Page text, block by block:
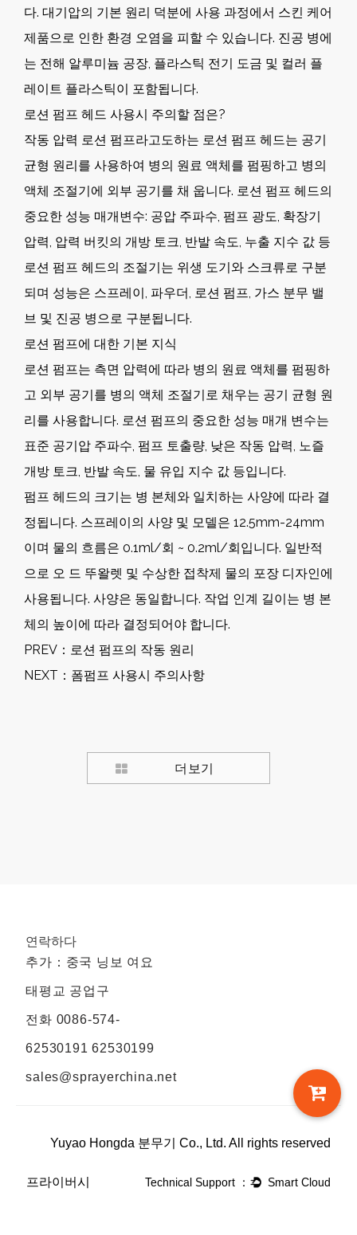
다. 대기압의 기본 원리 덕분에 사용 과정에서 스킨 케어
제품으로 인한 환경 오염을 피할 수 있습니다. 진공 병에
는 전해 알루미늄 공장, 플라스틱 전기 도금 및 컬러 플
레이트 플라스틱이 포함됩니다.
로션 펌프 헤드 사용시 주의할 점은?
작동 압력 로션 펌프라고도하는 로션 펌프 헤드는 공기
균형 원리를 사용하여 병의 원료 액체를 펌핑하고 병의
액체 조절기에 외부 공기를 채 웁니다. 로션 펌프 헤드의
중요한 성능 매개변수: 공압 주파수, 펌프 광도, 확장기
압력, 압력 버킷의 개방 토크, 반발 속도, 누출 지수 값 등
로션 펌프 헤드의 조절기는 위생 도기와 스크류로 구분
되며 성능은 스프레이, 파우더, 로션 펌프, 가스 분무 밸
브 및 진공 병으로 구분됩니다.
로션 펌프에 대한 기본 지식
로션 펌프는 측면 압력에 따라 병의 원료 액체를 펌핑하
고 외부 공기를 병의 액체 조절기로 채우는 공기 균형 원
리를 사용합니다. 로션 펌프의 중요한 성능 매개 변수는
표준 공기압 주파수, 펌프 토출량, 낮은 작동 압력, 노즐
개방 토크, 반발 속도, 물 유입 지수 값 등입니다.
펌프 헤드의 크기는 병 본체와 일치하는 사양에 따라 결
정됩니다. 스프레이의 사양 및 모델은 12.5mm-24mm
이며 물의 흐름은 0.1ml/회 ~ 0.2ml/회입니다. 일반적
으로 오 드 뚜왈렛 및 수상한 접착제 물의 포장 디자인에
사용됩니다. 사양은 동일합니다. 작업 인계 길이는 병 본
체의 높이에 따라 결정되어야 합니다.
PREV： 로션 펌프의 작동 원리
NEXT： 폼펌프 사용시 주의사항
더보기
연락하다
추가：중국 닝보 여요
태평교 공업구
전화 0086-574-
62530191 62530199
sales@sprayerchina.net
Yuyao Hongda 분무기 Co., Ltd. All rights reserved
프라이버시